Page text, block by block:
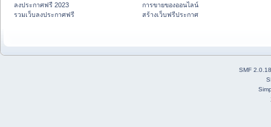
ลงประกาศฟรี 2023
รวมเว็บลงประกาศฟรี
การขายของออนไลน์
สร้างเว็บฟรีประกาศ
SMF 2.0.18